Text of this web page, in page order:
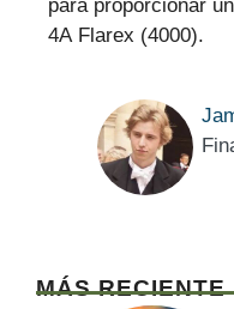
para proporcionar
4A Flarex (4000).
MÁS RECIENTE